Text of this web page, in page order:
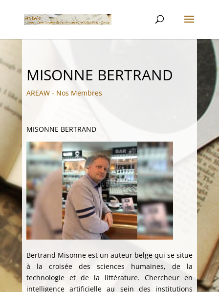
MISONNE BERTRAND
AREAW - Nos Membres
MISONNE BERTRAND
Bertrand Misonne est un auteur belge qui se situe
à la croisée des sciences humaines, de la
technologie et de la littérature. Chercheur en
intelligence artificielle au sein des institutions